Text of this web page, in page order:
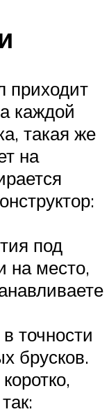
приходит
каждой
такая же
на
под
на место,
точности
брусков.